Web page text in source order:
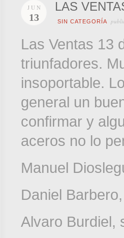
JUN
13
LAS
SIN CATEGORÍA
Las Ventas 13
triunfadores.
insoportable.
general un
confirmar y
aceros no lo
Manuel
Daniel
Alvaro Burdiel,